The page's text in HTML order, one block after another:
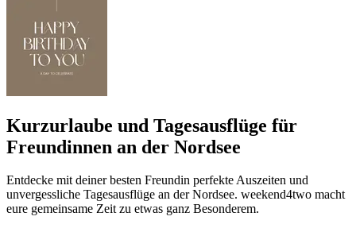
Kurzurlaube und Tagesausflüge für
Freundinnen an der Nordsee
Entdecke mit deiner besten Freundin perfekte Auszeiten und
unvergessliche Tagesausflüge an der Nordsee. weekend4two macht
eure gemeinsame Zeit zu etwas ganz Besonderem.